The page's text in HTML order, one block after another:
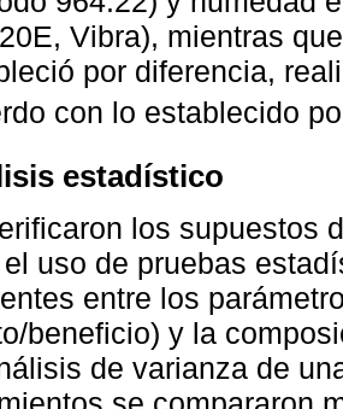
Vibra), mientras
por diferencia,
con lo establecido
estadístico
los supuestos
uso de pruebas
entre los
beneficio) y la
de varianza de